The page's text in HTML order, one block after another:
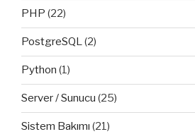
PHP (22)
PostgreSQL(2)
Python (1)
Server / Sunucu (25)
Sistem Bakımı (21)